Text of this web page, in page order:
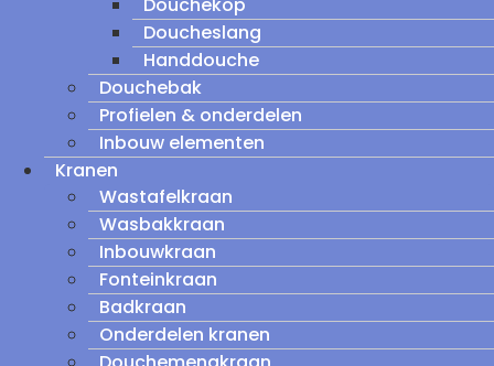
Doucheslang
Handdouche
Douchebak
Profielen & onderdelen
Inbouw elementen
Kranen
Wastafelkraan
Wasbakkraan
Inbouwkraan
Fonteinkraan
Badkraan
Onderdelen kranen